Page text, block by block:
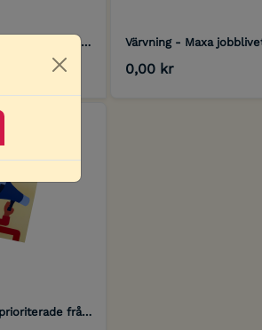
Close
Värvning - Mycket kan hända på en sommar Värvning - Maxa
0,00 kr
Valet 2026 - Pappers prioriterade frågor